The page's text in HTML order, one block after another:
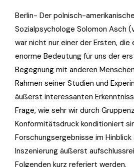
Berlin- Der polnisch-
Sozialpsychologe Solomon Asch
war nicht nur einer der Ersten, die
enorme Bedeutung für uns der
Begegnung mit anderen
Rahmen seiner Studien und
äußerst interessanten
Frage, wie sehr wir durch
Konformitätsdruck konditioniert
Forschungsergebnisse im
Inszenierung äußerst
Folgenden kurz referiert werden.